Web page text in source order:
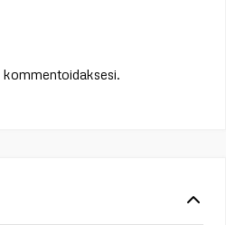
kommentoidaksesi.